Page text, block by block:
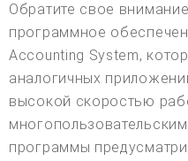
Обратите свое
программное
Accounting System,
аналогичных
высокой скоростью
программы